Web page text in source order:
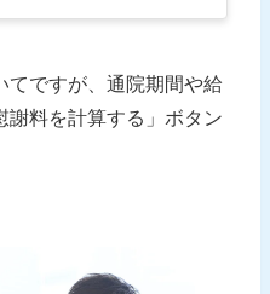
てですが、通院期間や給
謝料を計算する」ボタン